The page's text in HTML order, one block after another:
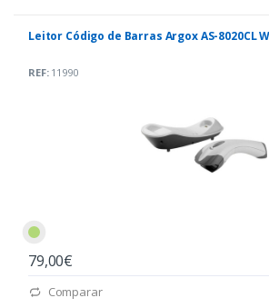
Leitor Código de Barras Argox AS-8020CL
REF:11990
79,00€
Comparar